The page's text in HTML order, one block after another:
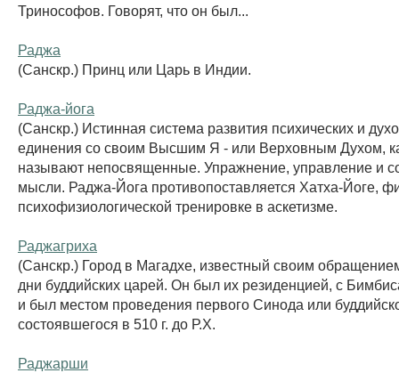
Тринософов. Говорят, что он был...
Раджа
(Санскр.) Принц или Царь в Индии.
Раджа-йога
(Санскр.) Истинная система развития психических и
единения со своим Высшим Я - или Верховным Духом,
называют непосвященные. Упражнение, управление и
мысли. Раджа-Йога противопоставляется Хатха-Йоге,
психофизиологической тренировке в аскетизме.
Раджагриха
(Санскр.) Город в Магадхе, известный своим
дни буддийских царей. Он был их резиденцией, с
и был местом проведения первого Синода или
состоявшегося в 510 г. до Р.Х.
Раджарши